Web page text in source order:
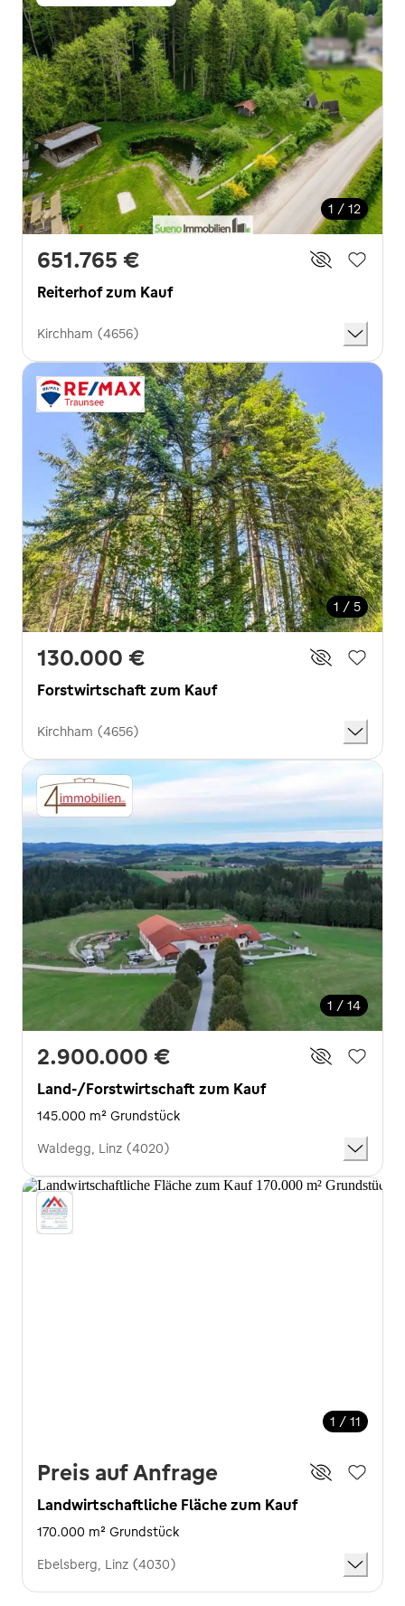
1 / 12
651.765 €
Reiterhof zum Kauf
Kirchham (4656)
1 / 5
130.000 €
Forstwirtschaft zum Kauf
Kirchham (4656)
1 / 14
2.900.000 €
Land-/Forstwirtschaft zum Kauf
145.000 m² Grundstück
Waldegg, Linz (4020)
1 / 11
Preis auf Anfrage
Landwirtschaftliche Fläche zum Kauf
170.000 m² Grundstück
Ebelsberg, Linz (4030)